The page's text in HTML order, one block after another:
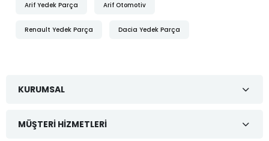
Arif Yedek Parça Arif Otomotiv
Renault Yedek Parça Dacia Yedek Parça
KURUMSAL
MÜŞTERI HIZMETLERI